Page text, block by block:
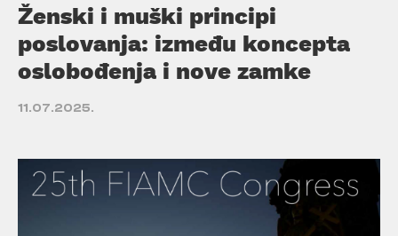
Ženski i muški principi
poslovanja: između koncepta
oslobođenja i nove zamke
11.07.2025.